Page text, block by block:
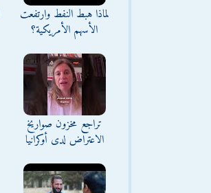
لماذا هبط النفط وارتفعت
الأسهم الأمريكية؟
تراجع مخزون صواريخ
الاعتراض لدى أوكرانيا